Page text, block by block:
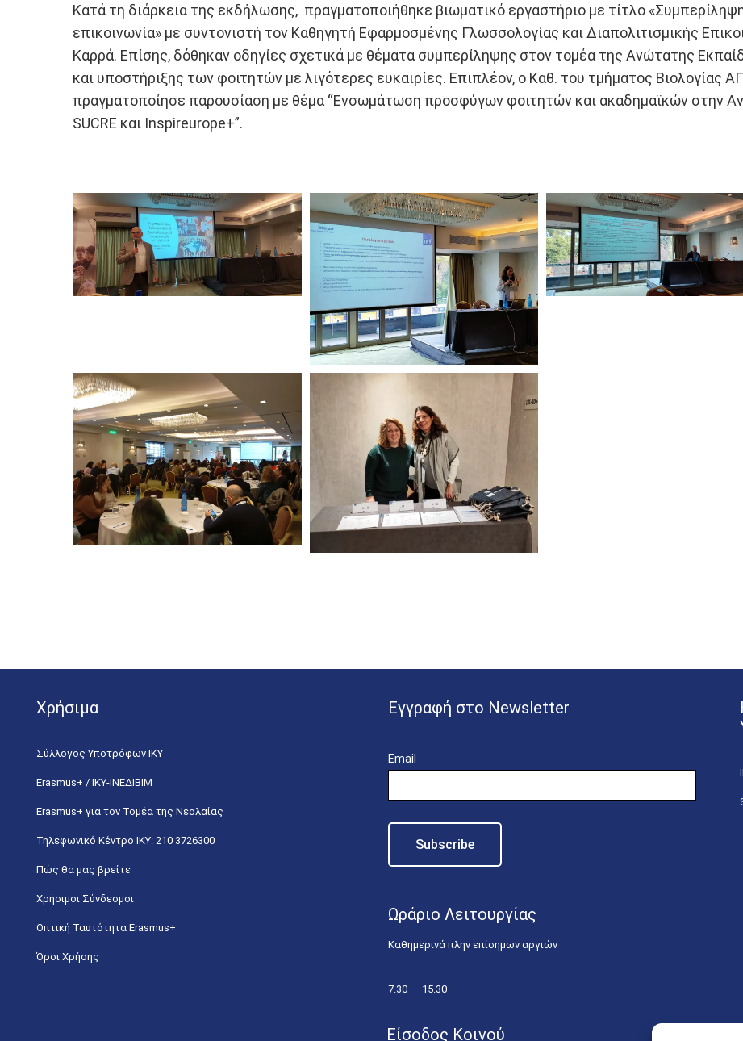
Κατά τη διάρκεια της εκδήλωσης, πραγματοποιήθηκε βιωματικό εργαστήριο με τίτλο
επικοινωνία» με συντονιστή τον Καθηγητή Εφαρμοσμένης Γλωσσολογίας και Διαπολιτισμικής
Καρρά. Επίσης, δόθηκαν οδηγίες σχετικά με θέματα συμπερίληψης στον τομέα της Ανώτατης
και υποστήριξης των φοιτητών με λιγότερες ευκαιρίες. Επιπλέον, ο Καθ. του τμήματος Βιολογίας
πραγματοποίησε παρουσίαση με θέμα “Ενσωμάτωση προσφύγων φοιτητών και ακαδημαϊκών στην
SUCRE και Inspireurope+”.
Χρήσιμα
Σύλλογος Υποτρόφων ΙΚΥ
Erasmus+ / ΙΚΥ-ΙΝΕΔΙΒΙΜ
Erasmus+ για τον Τομέα της Νεολαίας
Τηλεφωνικό Κέντρο IKY: 210 3726300
Πώς θα μας βρείτε
Χρήσιμοι Σύνδεσμοι
Οπτική Ταυτότητα Erasmus+
Όροι Χρήσης
Εγγραφή στο Newsletter
Email
Ωράριο Λειτουργίας
Καθημερινά πλην επίσημων αργιών
7.30 – 15.30
Είσοδος Κοινού